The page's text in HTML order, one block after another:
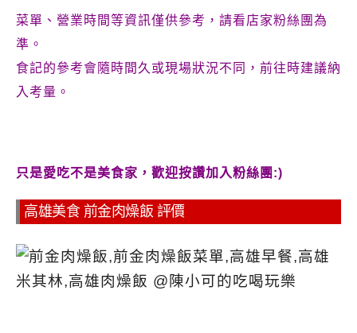
菜單、營業時間等資訊僅供參考，請看店家粉絲團為
準。
食記的參考會隨時間久或現場狀況不同，前往時建議納
入考量。
只是愛吃不是美食家，歡迎按讚加入粉絲團:)
高雄美食 前金肉燥飯 評價